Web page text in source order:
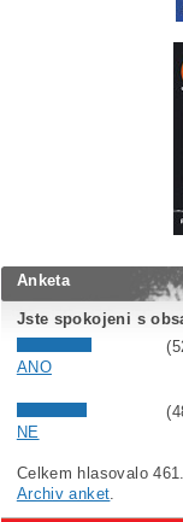
Anketa
Jste spokojeni s
ANO
NE
Celkem hlasovalo 461.
Archiv anket.